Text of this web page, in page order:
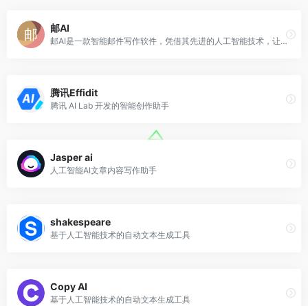
邮AI
邮AI是一款智能邮件写作软件，凭借其先进的人工智能技术，让您轻松撰写生动有趣、专业精准的电子邮件。
腾讯Effidit
腾讯 AI Lab 开发的智能创作助手
Jasper ai
人工智能AI文章内容写作助手
shakespeare
基于人工智能技术的自动文本生成工具
Copy AI
基于人工智能技术的自动文本生成工具